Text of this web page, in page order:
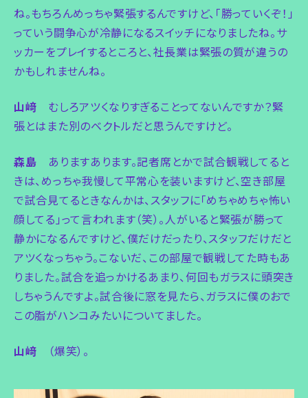
ね。もちろんめっちゃ緊張するんですけど、「勝っていくぞ！」
っていう闘争心が冷静になるスイッチになりましたね。サ
ッカーをプレイするところと、社長業は緊張の質が違うの
かもしれませんね。
山﨑 むしろアツくなりすぎることってないんですか？緊
張とはまた別のベクトルだと思うんですけど。
森島 ありますあります。記者席とかで試合観戦してると
きは、めっちゃ我慢して平常心を装いますけど、空き部屋
で試合見てるときなんかは、スタッフに「めちゃめちゃ怖い
顔してる」って言われます（笑）。人がいると緊張が勝って
静かになるんですけど、僕だけだったり、スタッフだけだと
アツくなっちゃう。こないだ、この部屋で観戦してた時もあ
りました。試合を追っかけるあまり、何回もガラスに頭突き
しちゃうんですよ。試合後に窓を見たら、ガラスに僕のおで
この脂がハンコみたいについてました。
山﨑 （爆笑）。